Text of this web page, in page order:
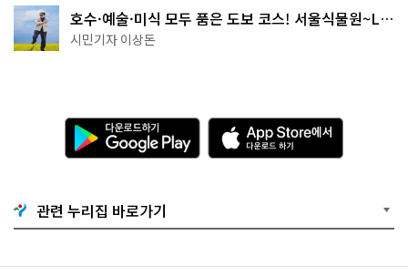
호수·예술·미식 모두 품은 도보 코스! 서울식물원~LG
아트센터~마곡테라스거리
시민기자 이상돈
다
운
로
기
G
o
g
A
p
p
e
서
관련 누리집 바로가기